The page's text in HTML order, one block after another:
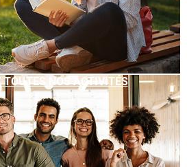
TOUTES NOS ACTIVITÉS